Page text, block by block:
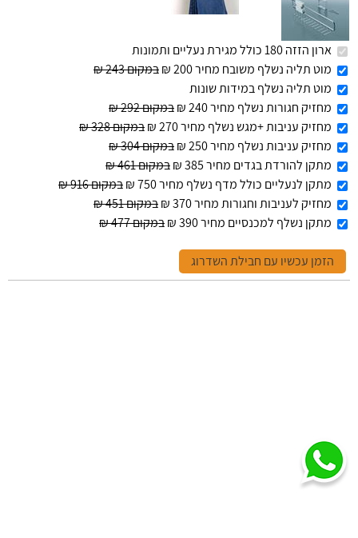
ארון הזזה 180 כולל מגירת נעליים ותמונות
מוט תליה נשלף משובח מחיר 200 ₪
במקום 243 ₪
מוט תליה נשלף במידות שונות
מחזיק חגורות נשלף מחיר 240 ₪
במקום 292 ₪
מחזיק עניבות +מגש נשלף מחיר 270 ₪
במקום 328 ₪
מחזיק עניבות נשלף מחיר 250 ₪
במקום 304 ₪
מתקן להורדת בגדים מחיר 385 ₪
במקום 461 ₪
מתקן לנעליים כולל מדף נשלף מחיר 750 ₪
במקום 916 ₪
מחזיק לעניבות וחגורות מחיר 370 ₪
במקום 451 ₪
מתקן נשלף למכנסיים מחיר 390 ₪
במקום 477 ₪
הזמן עכשיו עם חבילת השדרוג